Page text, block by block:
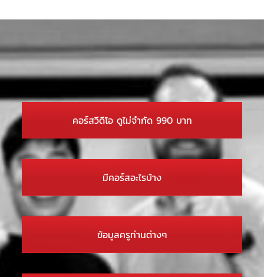
คอร์สวีดีโอ ดูไม่จำกัด 990 บาท
มีคอร์สอะไรบ้าง
ข้อมูลครูท่านต่างๆ